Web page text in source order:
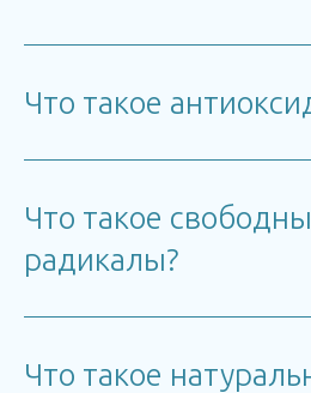
Что такое
Что такое
радикалы?
Что такое